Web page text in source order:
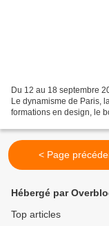
Du 12 au 18 septembre
Le dynamisme de Paris,
formations en design, le
< Page
Hébergé par
Top articles